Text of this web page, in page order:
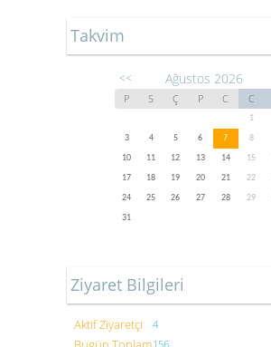
Takvim
<< Ağustos 2026
P S Ç P C C
1
3
4 5 6 7 8
10
11 12 13 14 15
17
18 19 20 21 22
24
25 26 27 28 29
31
Ziyaret Bilgileri
Aktif Ziyaretçi 4
156